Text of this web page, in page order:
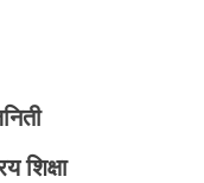
शिक्षा